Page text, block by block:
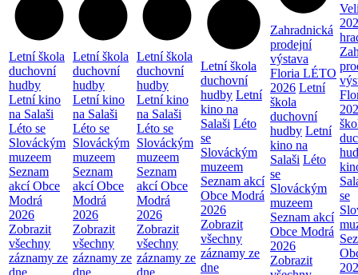
Letní škola
duchovní
hudby
Letní kino
na Salaši
Léto se
Slováckým
muzeem
Seznam
akcí Obce
Modrá
2026
Zobrazit
všechny
záznamy ze
dne
Letní škola
duchovní
hudby
Letní kino
na Salaši
Léto se
Slováckým
muzeem
Seznam
akcí Obce
Modrá
2026
Zobrazit
všechny
záznamy ze
dne
Letní škola
duchovní
hudby
Letní kino
na Salaši
Léto se
Slováckým
muzeem
Seznam
akcí Obce
Modrá
2026
Zobrazit
všechny
záznamy ze
dne
Letní škola
duchovní
hudby Letní
kino na
Salaši Léto
se
Slováckým
muzeem
Seznam akcí
Obce Modrá
2026
Zobrazit
všechny
záznamy ze
dne
Zahradnická
prodejní
výstava
Floria LÉTO
2026 Letní
škola
duchovní
hudby Letní
kino na
Salaši Léto
se
Slováckým
muzeem
Seznam akcí
Obce Modrá
2026
Zobrazit
se